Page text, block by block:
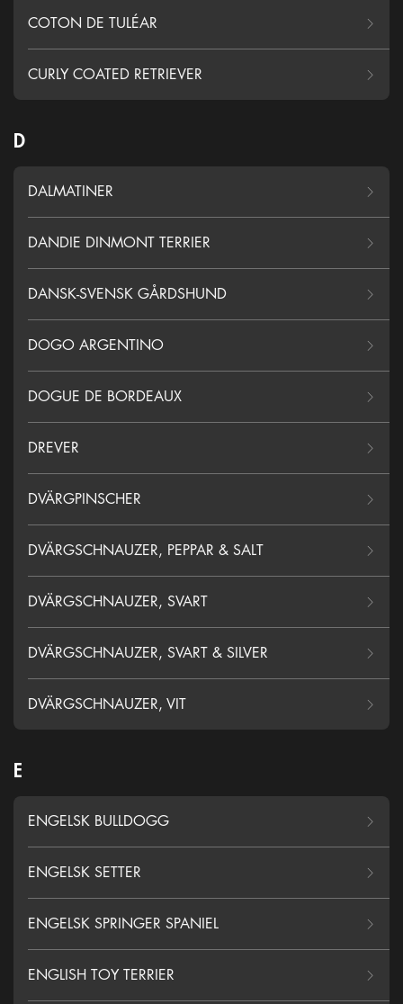
COTON DE TULÉAR
CURLY COATED RETRIEVER
D
DALMATINER
DANDIE DINMONT TERRIER
DANSK-SVENSK GÅRDSHUND
DOGO ARGENTINO
DOGUE DE BORDEAUX
DREVER
DVÄRGPINSCHER
DVÄRGSCHNAUZER, PEPPAR & SALT
DVÄRGSCHNAUZER, SVART
DVÄRGSCHNAUZER, SVART & SILVER
DVÄRGSCHNAUZER, VIT
E
ENGELSK BULLDOGG
ENGELSK SETTER
ENGELSK SPRINGER SPANIEL
ENGLISH TOY TERRIER